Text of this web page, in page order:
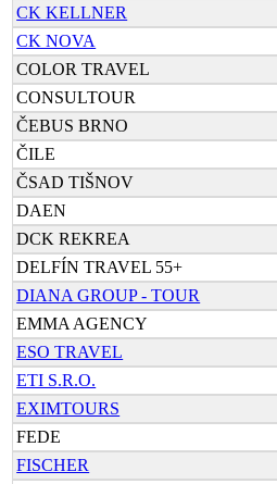
CK KELLNER
CK NOVA
COLOR TRAVEL
CONSULTOUR
ČEBUS BRNO
ČILE
ČSAD TIŠNOV
DAEN
DCK REKREA
DELFÍN TRAVEL 55+
DIANA GROUP - TOUR
EMMA AGENCY
ESO TRAVEL
ETI S.R.O.
EXIMTOURS
FEDE
FISCHER